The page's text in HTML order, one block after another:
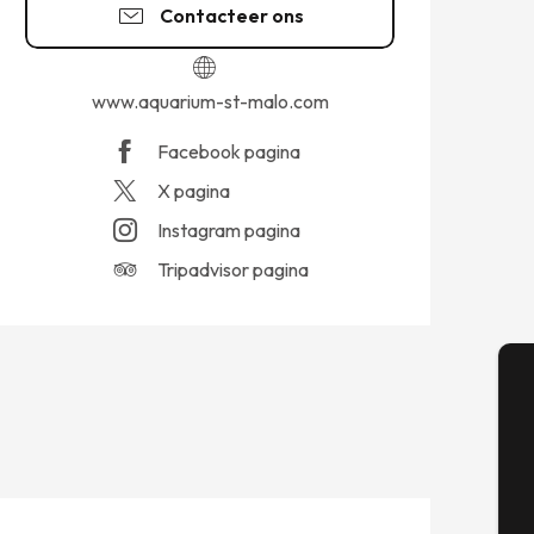
Contacteer ons
www.aquarium-st-malo.com
Facebook pagina
X pagina
Instagram pagina
Tripadvisor pagina